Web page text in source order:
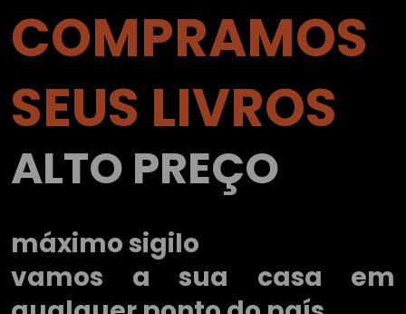
COMPRAMOS
SEUS LIVROS
ALTO PREÇO
máximo sigilo
vamos a sua casa em